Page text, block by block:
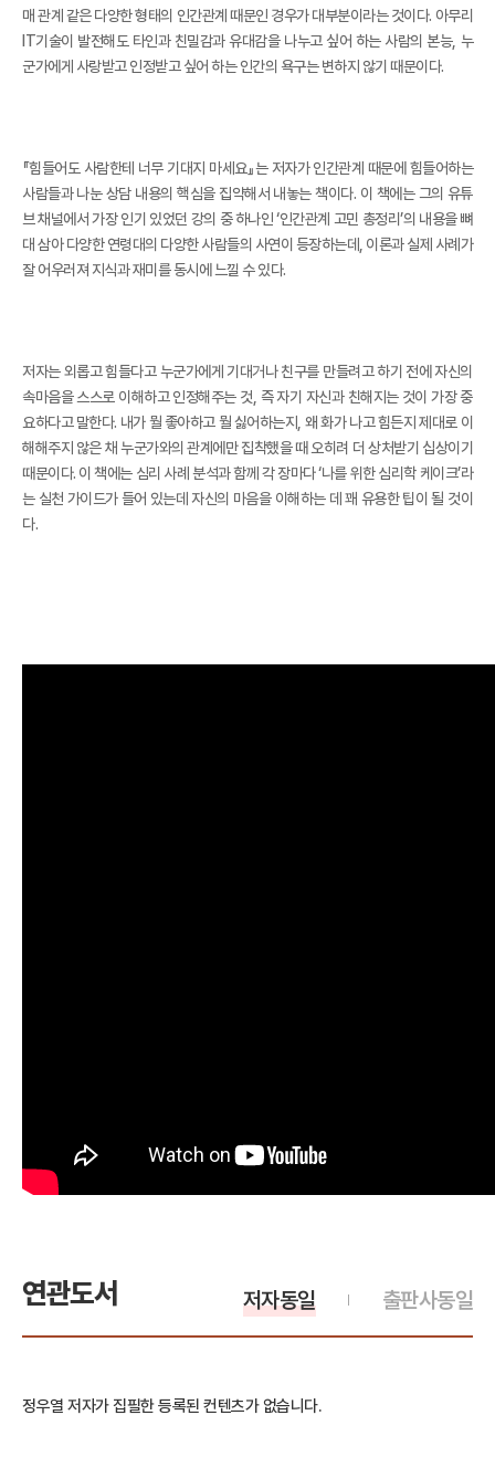
매 관계 같은 다양한 형태의 인간관계 때문인 경우가 대부분이라는 것이다. 아무리
IT기술이 발전해도 타인과 친밀감과 유대감을 나누고 싶어 하는 사람의 본능, 누
군가에게 사랑받고 인정받고 싶어 하는 인간의 욕구는 변하지 않기 때문이다.
『힘들어도 사람한테 너무 기대지 마세요』는 저자가 인간관계 때문에 힘들어하는
사람들과 나눈 상담 내용의 핵심을 집약해서 내놓는 책이다. 이 책에는 그의 유튜
브 채널에서 가장 인기 있었던 강의 중 하나인 ‘인간관계 고민 총정리’의 내용을 뼈
대 삼아 다양한 연령대의 다양한 사람들의 사연이 등장하는데, 이론과 실제 사례가
잘 어우러져 지식과 재미를 동시에 느낄 수 있다.
저자는 외롭고 힘들다고 누군가에게 기대거나 친구를 만들려고 하기 전에 자신의
속마음을 스스로 이해하고 인정해주는 것, 즉 자기 자신과 친해지는 것이 가장 중
요하다고 말한다. 내가 뭘 좋아하고 뭘 싫어하는지, 왜 화가 나고 힘든지 제대로 이
해해주지 않은 채 누군가와의 관계에만 집착했을 때 오히려 더 상처받기 십상이기
때문이다. 이 책에는 심리 사례 분석과 함께 각 장마다 ‘나를 위한 심리학 케이크’라
는 실천 가이드가 들어 있는데 자신의 마음을 이해하는 데 꽤 유용한 팁이 될 것이
다.
연관도서 출판사동일
저자동일
정우열 저자가 집필한 등록된 컨텐츠가 없습니다.